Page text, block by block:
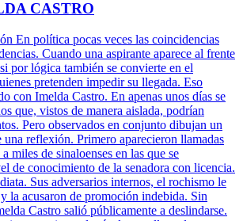
CASTRO
En política pocas veces las coincidencias
Cuando una aspirante aparece al frente
por lógica también se convierte en el
pretenden impedir su llegada. Eso
con Imelda Castro. En apenas unos días se
que, vistos de manera aislada, podrían
Pero observados en conjunto dibujan un
una reflexión. Primero aparecieron llamadas
miles de sinaloenses en las que se
de conocimiento de la senadora con licencia.
Sus adversarios internos, el rochismo le
la acusaron de promoción indebida. Sin
Castro salió públicamente a deslindarse.